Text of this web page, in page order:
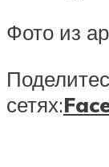
Фото из
сетях: